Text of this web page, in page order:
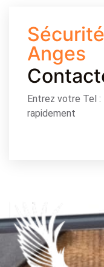
Anges
Entrez votre Tel
rapidement